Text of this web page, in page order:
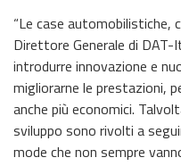
“Le case automobilistiche,
Direttore Generale di
introdurre innovazione e
migliorarne le prestazioni,
anche più economici.
sviluppo sono rivolti a
mode che non sempre